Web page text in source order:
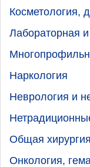
Косметология,
Лабораторная
Наркология
Неврология и
Общая хирургия
Онкология,